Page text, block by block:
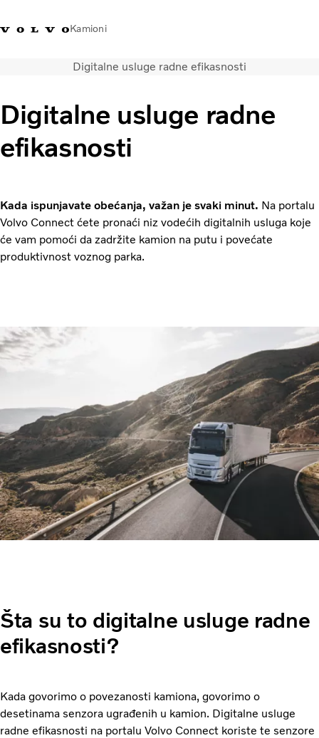
Kamioni
Volvo Trucks Srbija - kontaktiVolvo Trucks prodavnicaPrijavljivanje
Transportna rešenja
Kamioni
Usluge
Vesti
O nama
Volvo Truck Builder
Javite nam se
Digitalne usluge radne efikasnosti
Digitalne usluge radne
efikasnosti
Kada ispunjavate obećanja, važan je svaki minut. Na portalu
Volvo Connect ćete pronaći niz vodećih digitalnih usluga koje
će vam pomoći da zadržite kamion na putu i povećate
produktivnost voznog parka.
Šta su to digitalne usluge radne
efikasnosti?
Kada govorimo o povezanosti kamiona, govorimo o
desetinama senzora ugrađenih u kamion. Digitalne usluge
radne efikasnosti na portalu Volvo Connect koriste te senzore